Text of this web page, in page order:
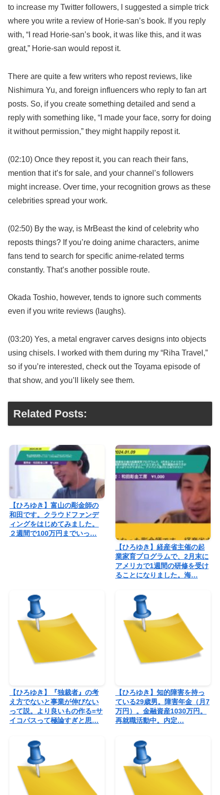
to increase my Twitter followers, I suggested a simple trick
where you write a review of Horie-san’s book. If you reply
with, “I read Horie-san’s book, it was like this, and it was
great,” Horie-san would repost it.
There are quite a few writers who repost reviews, like
Nishimura Yu, and foreign influencers who reply to fan art
posts. So, if you create something detailed and send a
reply with something like, “I made your face, sorry for doing
it without permission,” they might happily repost it.
(02:10) Once they repost it, you can reach their fans,
mention that it’s for sale, and your channel’s followers
might increase. Over time, your recognition grows as these
celebrities spread your work.
(02:50) By the way, is MrBeast the kind of celebrity who
reposts things? If you’re doing anime characters, anime
fans tend to search for specific anime-related terms
constantly. That’s another possible route.
Okada Toshio, however, tends to ignore such comments
even if you write reviews (laughs).
(03:20) Yes, a metal engraver carves designs into objects
using chisels. I worked with them during my “Riha Travel,”
so if you’re interested, check out the Toyama episode of
that show, and you’ll likely see them.
Related Posts:
【ひろゆき】富山の彫金師の
和田です。クラウドファンデ
ィングをはじめてみました。
２週間で100万円までいっ…
【ひろゆき】経産省主催の起
業家育プログラムで、2月末に
アメリカで1週間の研修を受け
ることになりました。海…
【ひろゆき】『独裁者』の考
え方でないと事業が伸びない
って説。より良いもの作る=サ
イコパスって極論すぎと思…
【ひろゆき】知的障害を持っ
ている29歳男。障害年金（月7
万円）。金融資産1030万円。
再就職活動中。内定…